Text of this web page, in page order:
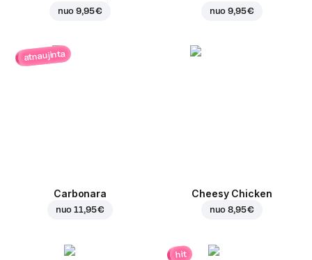
nuo9,95 € nuo9,95 €
atnaujinta
Carbonara
nuo11,95 €
Cheesy Chicken
nuo8,95 €
hit